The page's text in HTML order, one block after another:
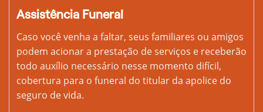
Assistência Funeral
Caso você venha a faltar, seus familiares ou amigos
podem acionar a prestação de serviços e receberão
todo auxílio necessário nesse momento difícil,
cobertura para o funeral do titular da apolice do
seguro de vida.